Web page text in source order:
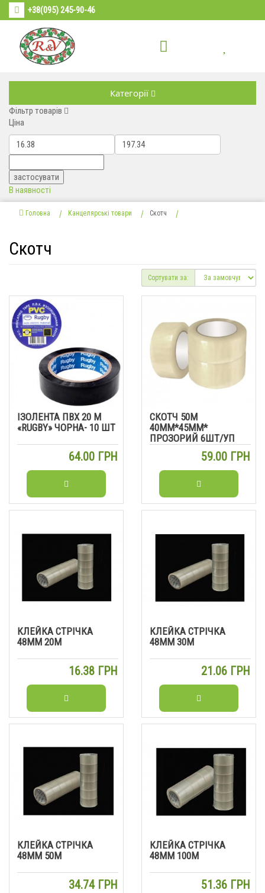
+38(095) 245-90-46
Категорії
Фільтр товарів
Ціна
В наявності
Головна Канцелярські товари Скотч
Скотч
Сортувати за:
ІЗОЛЕНТА ПВХ 20 М
«RUGBY» ЧОРНА- 10 ШТ
64.00 ГРН
СКОТЧ 50М
40ММ*45ММ*
ПРОЗОРИЙ 6ШТ/УП
59.00 ГРН
КЛЕЙКА СТРІЧКА
48ММ 20М
16.38 ГРН
КЛЕЙКА СТРІЧКА
48ММ 30М
21.06 ГРН
КЛЕЙКА СТРІЧКА
48ММ 50М
34.74 ГРН
КЛЕЙКА СТРІЧКА
48ММ 100М
51.36 ГРН